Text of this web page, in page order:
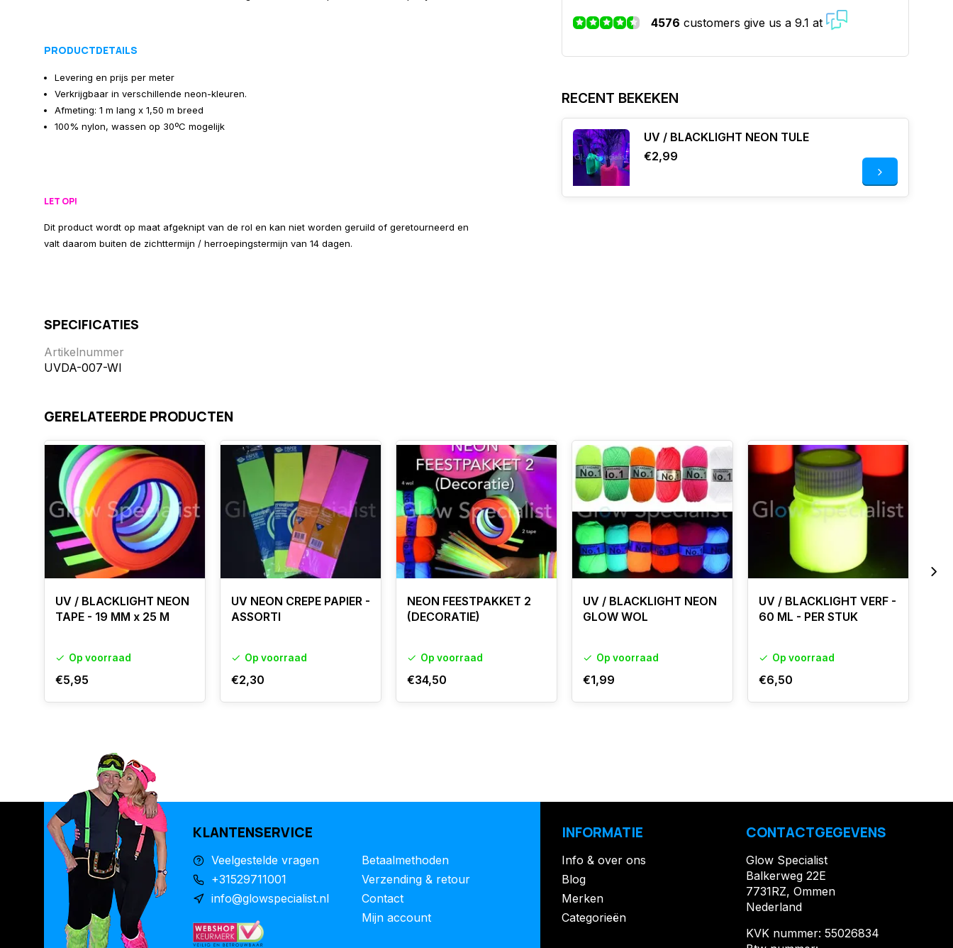
PRODUCTDETAILS
Levering en prijs per meter
Verkrijgbaar in verschillende neon-kleuren.
Afmeting: 1 m lang x 1,50 m breed
100% nylon, wassen op 30ºC mogelijk
LET OP!
Dit product wordt op maat afgeknipt van de rol en kan niet worden geruild of geretourneerd en
valt daarom buiten de zichttermijn / herroepingstermijn van 14 dagen.
SPECIFICATIES
Artikelnummer
UVDA-007-WI
4576 customers give us a 9.1 at
RECENT BEKEKEN
UV / BLACKLIGHT NEON TULE
€2,99
GERELATEERDE PRODUCTEN
UV / BLACKLIGHT NEON
TAPE - 19 MM x 25 M
Op voorraad
€5,95
UV NEON CREPE PAPIER -
ASSORTI
Op voorraad
€2,30
NEON FEESTPAKKET 2
(DECORATIE)
Op voorraad
€34,50
UV / BLACKLIGHT NEON
GLOW WOL
Op voorraad
€1,99
UV / BLACKLIGHT VERF -
60 ML - PER STUK
Op voorraad
€6,50
KLANTENSERVICE
Veelgestelde vragen
+31529711001
info@glowspecialist.nl
Betaalmethoden
Verzending & retour
Contact
Mijn account
INFORMATIE
Info & over ons
Blog
Merken
Categorieën
CONTACTGEGEVENS
Glow Specialist
Balkerweg 22E
7731RZ, Ommen
Nederland
KVK nummer: 55026834